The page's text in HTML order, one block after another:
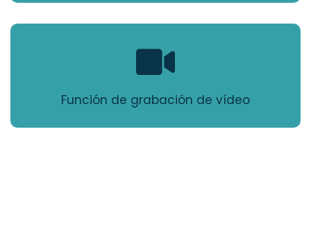
Función de grabación de vídeo